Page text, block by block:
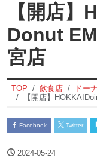
【開店
Donut
宮店
TOP 飲食店
ドー
【開店】
Facebook Twitter
2024-05-24